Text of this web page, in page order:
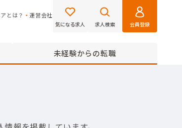
とは？ 運営会社
気になる求人 求人検索 会員登録
未経験からの転職